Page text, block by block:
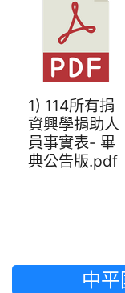
1) 114所有捐
資興學捐助人
員事實表- 畢
典公告版.pdf
中